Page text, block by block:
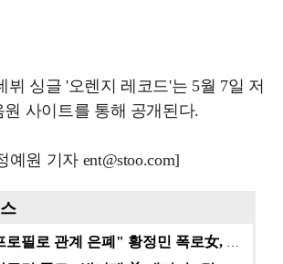
뷔 싱글 '오렌지 레코드'는 5월 7일 저
원 사이트를 통해 공개된다.
원 기자 ent@stoo.com]